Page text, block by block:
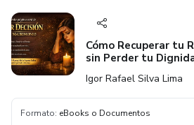
Cómo Recuperar tu
sin Perder tu
Igor Rafael Silva Lima
Formato: eBooks o Documentos